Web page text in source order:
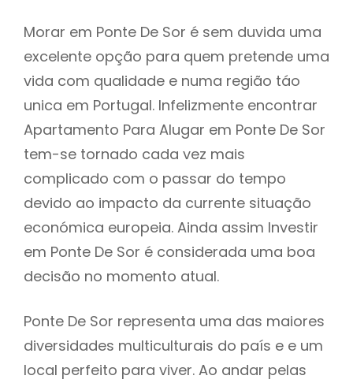
Morar em Ponte De Sor é sem duvida uma
excelente opção para quem pretende uma
vida com qualidade e numa região táo
unica em Portugal. Infelizmente encontrar
Apartamento Para Alugar em Ponte De Sor
tem-se tornado cada vez mais
complicado com o passar do tempo
devido ao impacto da currente situação
económica europeia. Ainda assim Investir
em Ponte De Sor é considerada uma boa
decisão no momento atual.
Ponte De Sor representa uma das maiores
diversidades multiculturais do país e e um
local perfeito para viver. Ao andar pelas